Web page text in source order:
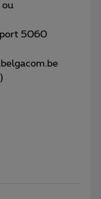
ou
port 5060